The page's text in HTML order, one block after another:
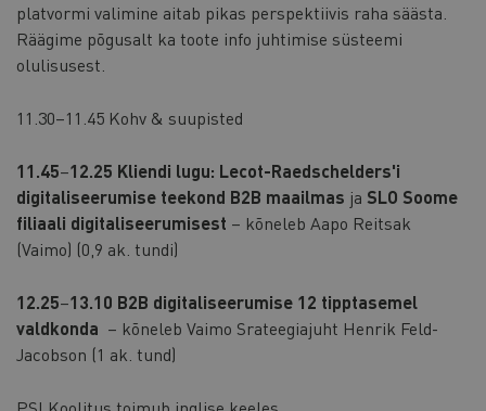
platvormi valimine aitab pikas perspektiivis raha säästa.
Räägime põgusalt ka toote info juhtimise süsteemi
olulisusest.
11.30–11.45 Kohv & suupisted
11.45–12.25 Kliendi lugu: Lecot-Raedschelders'i
digitaliseerumise teekond B2B maailmas ja SLO Soome
filiaali digitaliseerumisest – kõneleb Aapo Reitsak
(Vaimo) (0,9 ak. tundi)
12.25–13.10 B2B digitaliseerumise 12 tipptasemel
valdkonda – kõneleb Vaimo Srateegiajuht Henrik Feld-
Jacobson (1 ak. tund)